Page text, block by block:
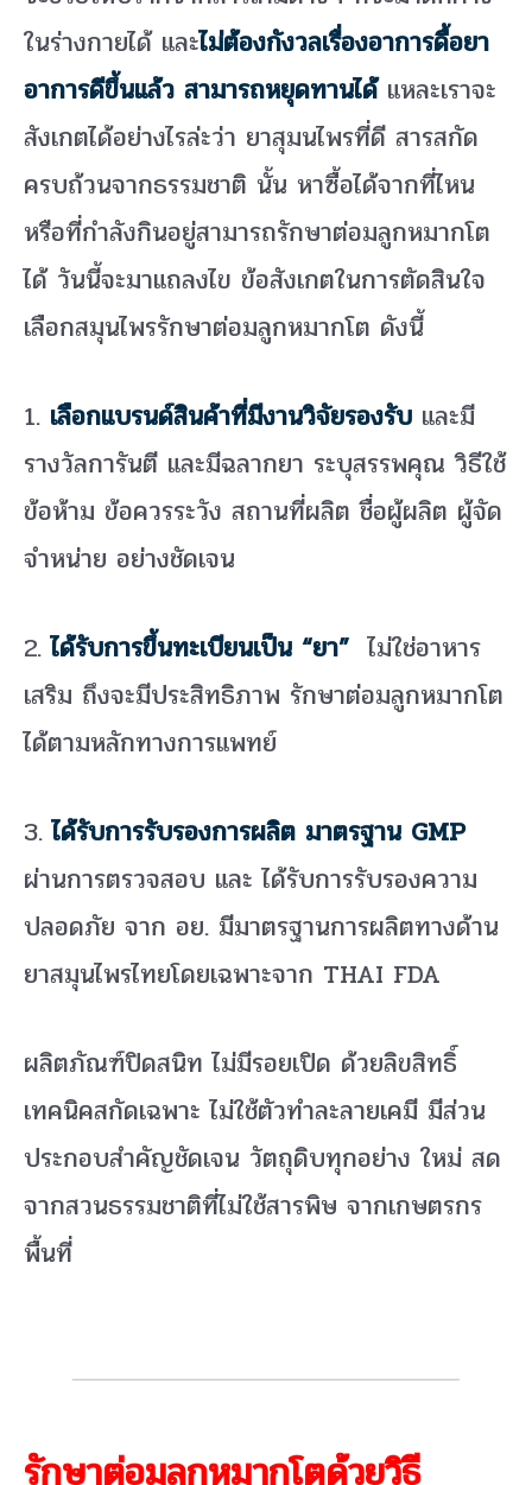
ในร่างกายได้ และไม่ต้องกังวลเรื่องอาการดื้อยา
อาการดีขึ้นแล้ว สามารถหยุดทานได้แหละเราจะ
สังเกตได้อย่างไรล่ะว่า ยาสุมนไพรที่ดี สารสกัด
ครบถ้วนจากธรรมชาติ นั้น หาซื้อได้จากที่ไหน
หรือที่กำลังกินอยู่สามารถรักษาต่อมลูกหมากโต
ได้ วันนี้จะมาแถลงไข ข้อสังเกตในการตัดสินใจ
เลือกสมุนไพรรักษาต่อมลูกหมากโต ดังนี้
1. เลือกแบรนด์สินค้าที่มีงานวิจัยรองรับ และมี
รางวัลการันตี และมีฉลากยา ระบุสรรพคุณ วิธีใช้
ข้อห้าม ข้อควรระวัง สถานที่ผลิต ชื่อผู้ผลิต ผู้จัด
จำหน่าย อย่างชัดเจน
2.ได้รับการขึ้นทะเบียนเป็น “ยา” ไม่ใช่อาหาร
เสริม ถึงจะมีประสิทธิภาพ รักษาต่อมลูกหมากโต
ได้ตามหลักทางการแพทย์
3.ได้รับการรับรองการผลิต มาตรฐาน GMP
ผ่านการตรวจสอบ และ ได้รับการรับรองความ
ปลอดภัย จาก อย. มีมาตรฐานการผลิตทางด้าน
ยาสมุนไพรไทยโดยเฉพาะจาก THAI FDA
ผลิตภัณฑ์ปิดสนิท ไม่มีรอยเปิด ด้วยลิขสิทธิ์
เทคนิคสกัดเฉพาะ ไม่ใช้ตัวทำละลายเคมี มีส่วน
ประกอบสำคัญชัดเจน วัตถุดิบทุกอย่าง ใหม่ สด
จากสวนธรรมชาติที่ไม่ใช้สารพิษ จากเกษตรกร
พื้นที่
รักษาต่อมลูกหมากโตด้วยวิธี